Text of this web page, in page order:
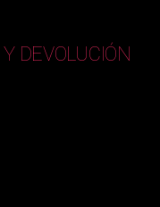
DEVOLUCIÓN